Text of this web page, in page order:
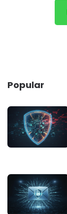
Popular